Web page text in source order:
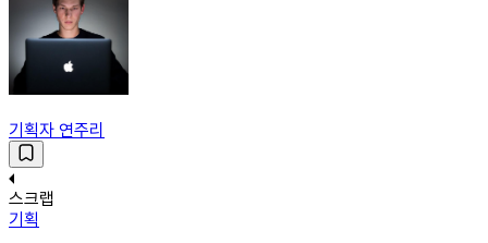
기획자 연주리
스크랩
기획